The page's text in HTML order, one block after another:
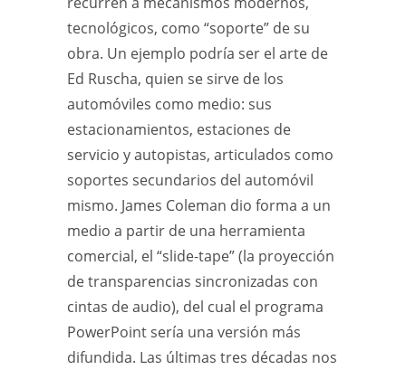
tecnológicos, como “soporte” de su
obra. Un ejemplo podría ser el arte de
Ed Ruscha, quien se sirve de los
automóviles como medio: sus
estacionamientos, estaciones de
servicio y autopistas, articulados como
soportes secundarios del automóvil
mismo. James Coleman dio forma a un
medio a partir de una herramienta
comercial, el “slide-tape” (la proyección
de transparencias sincronizadas con
cintas de audio), del cual el programa
PowerPoint sería una versión más
difundida. Las últimas tres décadas nos